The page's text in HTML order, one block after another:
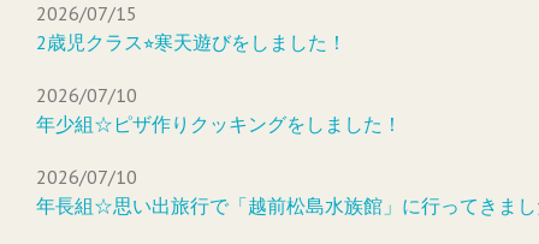
2026/07/15
2歳児クラス⭐︎寒天遊びをしました！
2026/07/10
年少組☆ピザ作りクッキングをしました！
2026/07/10
年長組☆思い出旅行で「越前松島水族館」に行ってきま